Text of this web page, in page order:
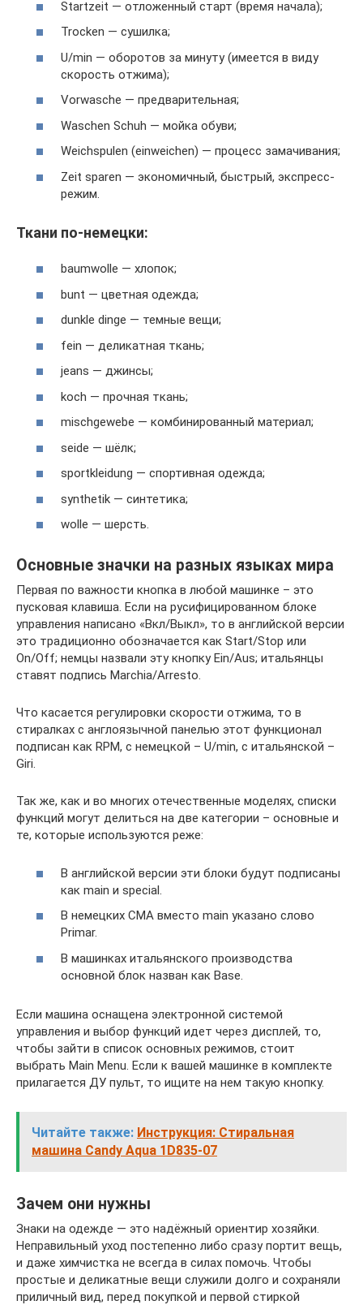
Startzeit — отложенный старт (время начала);
Trocken — сушилка;
U/min — оборотов за минуту (имеется в виду
скорость отжима);
Vorwasche — предварительная;
Waschen Schuh — мойка обуви;
Weichspulen (einweichen) — процесс замачивания;
Zeit sparen — экономичный, быстрый, экспресс-
режим.
Ткани по-немецки:
baumwolle — хлопок;
bunt — цветная одежда;
dunkle dinge — темные вещи;
fein — деликатная ткань;
jeans — джинсы;
koch — прочная ткань;
mischgewebe — комбинированный материал;
seide — шёлк;
sportkleidung — спортивная одежда;
synthetik — синтетика;
wolle — шерсть.
Основные значки на разных языках мира
Первая по важности кнопка в любой машинке – это
пусковая клавиша. Если на русифицированном блоке
управления написано «Вкл/Выкл», то в английской версии
это традиционно обозначается как Start/Stop или
On/Off; немцы назвали эту кнопку Ein/Aus; итальянцы
ставят подпись Marchia/Arresto.
Что касается регулировки скорости отжима, то в
стиралках с англоязычной панелью этот функционал
подписан как RPM, с немецкой – U/min, с итальянской –
Giri.
Так же, как и во многих отечественные моделях, списки
функций могут делиться на две категории – основные и
те, которые используются реже:
В английской версии эти блоки будут подписаны
как main и special.
В немецких СМА вместо main указано слово
Primar.
В машинках итальянского производства
основной блок назван как Base.
Если машина оснащена электронной системой
управления и выбор функций идет через дисплей, то,
чтобы зайти в список основных режимов, стоит
выбрать Main Menu. Если к вашей машинке в комплекте
прилагается ДУ пульт, то ищите на нем такую кнопку.
Читайте также: Инструкция: Стиральная
машина Candy Aqua 1D835-07
Зачем они нужны
Знаки на одежде — это надёжный ориентир хозяйки.
Неправильный уход постепенно либо сразу портит вещь,
и даже химчистка не всегда в силах помочь. Чтобы
простые и деликатные вещи служили долго и сохраняли
приличный вид, перед покупкой и первой стиркой